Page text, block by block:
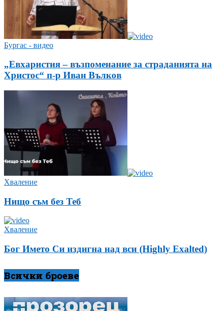
Бургас - видео
„Евхаристия – възпоменание за страданията на
Христос“ п-р Иван Вълков
Хваление
Нищо съм без Теб
Хваление
Бог Името Си издигна над вси (Highly Exalted)
Всички броеве